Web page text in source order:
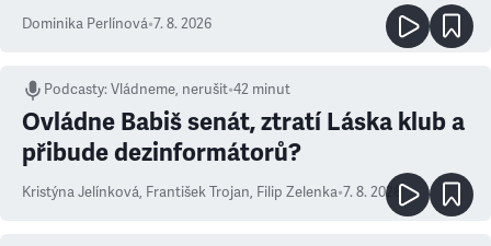
Dominika Perlínová•7. 8. 2026
Podcasty:Vládneme, nerušit•42 minut
Ovládne Babiš senát, ztratí Láska klub a
přibude dezinformátorů?
Kristýna Jelínková, František Trojan, Filip Zelenka•7. 8. 2026